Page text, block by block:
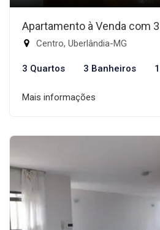
Apartamento à Venda com
Centro, Uberlândia-MG
3 Quartos 3 Banheiros
Mais informações